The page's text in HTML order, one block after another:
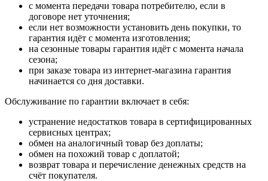
с момента передачи товара потребителю, если в
договоре нет уточнения;
если нет возможности установить день покупки, то
гарантия идёт с момента изготовления;
на сезонные товары гарантия идёт с момента начала
сезона;
при заказе товара из интернет-магазина гарантия
начинается со дня доставки.
Обслуживание по гарантии включает в себя:
устранение недостатков товара в сертифицированных
сервисных центрах;
обмен на аналогичный товар без доплаты;
обмен на похожий товар с доплатой;
возврат товара и перечисление денежных средств на
счёт покупателя.